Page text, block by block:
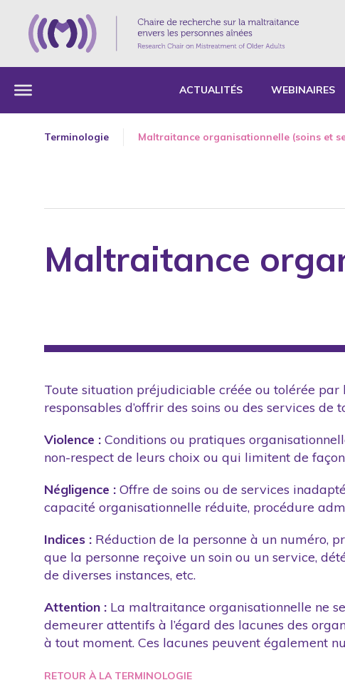
ACTUALITÉS WEBINAIRES
Terminologie Maltraitance organisationnelle (soins et
Maltraitance
Toute situation préjudiciable créée ou tolérée par
responsables d’offrir des soins ou des services de
Violence : Conditions ou pratiques
non-respect de leurs choix ou qui limitent de
Négligence : Offre de soins ou de services
capacité organisationnelle réduite, procédure
Indices : Réduction de la personne à un numéro,
que la personne reçoive un soin ou un service,
de diverses instances, etc.
Attention : La maltraitance organisationnelle ne
demeurer attentifs à l’égard des lacunes des
à tout moment. Ces lacunes peuvent également
RETOUR À LA TERMINOLOGIE